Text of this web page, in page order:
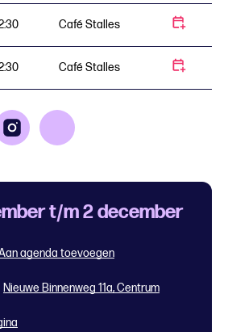
Café Stalles
Café Stalles
t/m 2 december
agenda toevoegen
Nieuwe Binnenweg 11a, Centrum